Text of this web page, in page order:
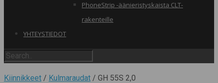
PhoneStrip -äänieristyskaista CLT-
rakenteille
YHTEYSTIEDOT
Kiinnikkeet / Kulmaraudat / GH 55S 2,0